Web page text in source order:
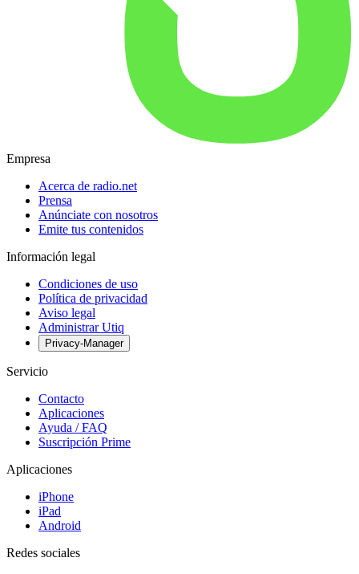
Empresa
Acerca de radio.net
Prensa
Anúnciate con nosotros
Emite tus contenidos
Información legal
Condiciones de uso
Política de privacidad
Aviso legal
Administrar Utiq
Privacy-Manager
Servicio
Contacto
Aplicaciones
Ayuda / FAQ
Suscripción Prime
Aplicaciones
iPhone
iPad
Android
Redes sociales